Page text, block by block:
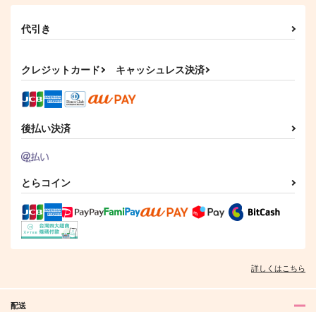
代引き
クレジットカード キャッシュレス決済
後払い決済
とらコイン
詳しくはこちら
配送